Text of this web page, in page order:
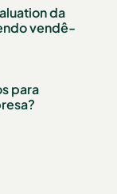
da
vendê-
para